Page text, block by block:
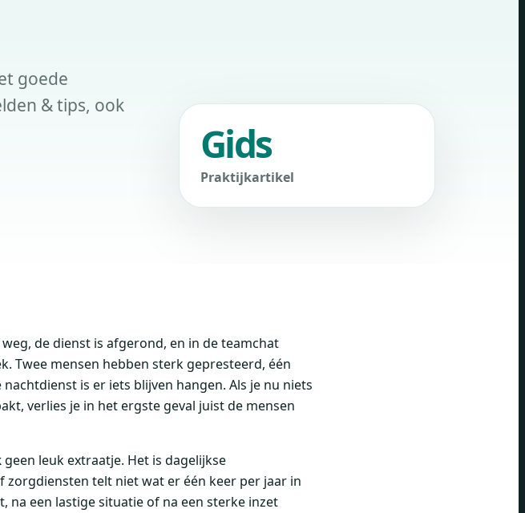
goede
& tips, ook
Gids
Praktijkartikel
de dienst is afgerond, en in de teamchat
Twee mensen hebben sterk gepresteerd, één
is er iets blijven hangen. Als je nu niets
verlies je in het ergste geval juist de mensen
geen leuk extraatje. Het is dagelijkse
zorgdiensten telt niet wat er één keer per jaar in
na een lastige situatie of na een sterke inzet